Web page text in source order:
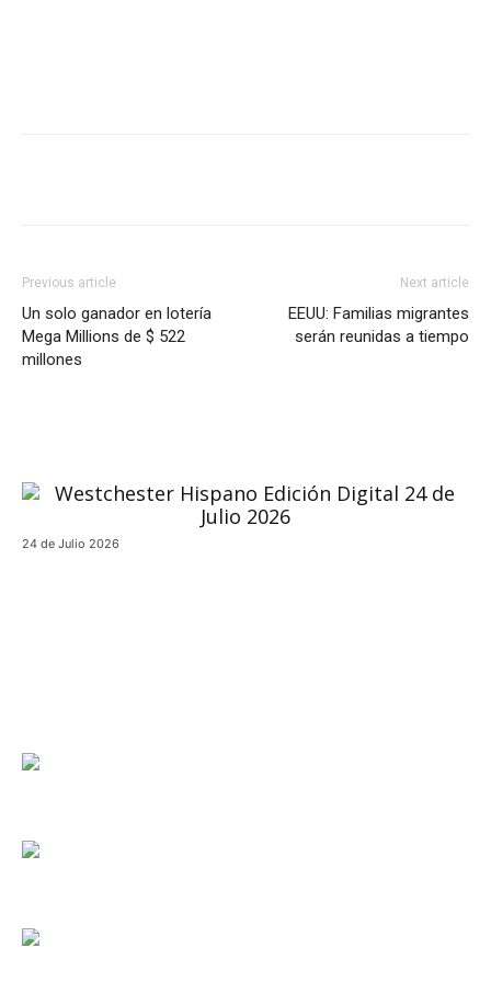
Previous article
Un solo ganador en lotería
Mega Millions de $ 522
millones
Next article
EEUU: Familias migrantes
serán reunidas a tiempo
24 de Julio 2026